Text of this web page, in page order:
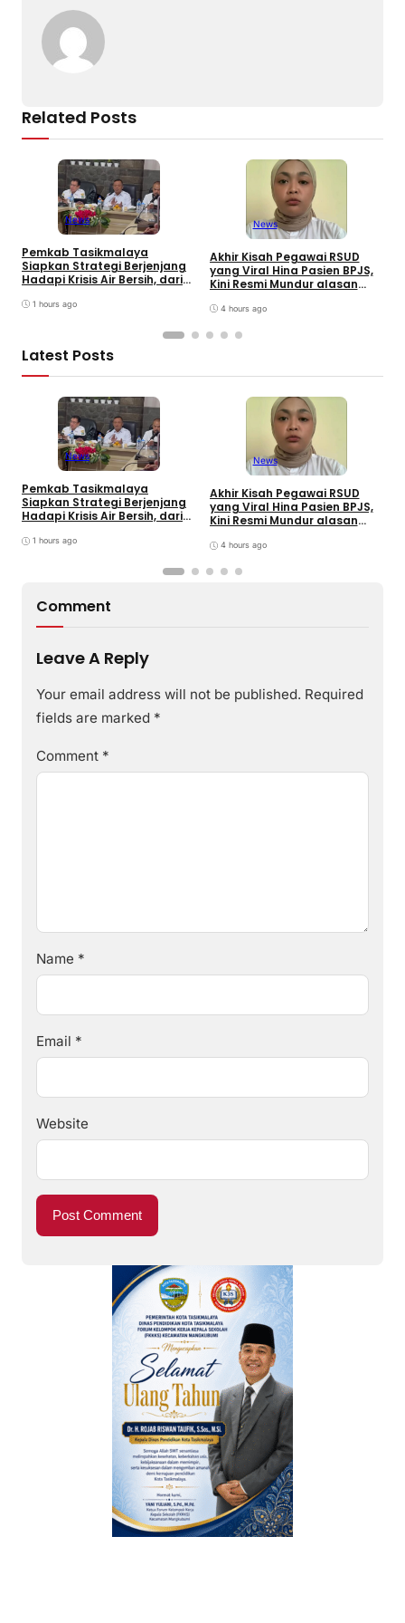
k
Related Posts
News
Pemkab Tasikmalaya
Siapkan Strategi Berjenjang
Hadapi Krisis Air Bersih, dari
Gerakan Reboisasi
1 hours ago
News
Akhir Kisah Pegawai RSUD
yang Viral Hina Pasien BPJS,
Kini Resmi Mundur alasan
4 hours ago
Latest Posts
News
Pemkab Tasikmalaya
Siapkan Strategi Berjenjang
Hadapi Krisis Air Bersih, dari
Gerakan Reboisasi
1 hours ago
News
Akhir Kisah Pegawai RSUD
yang Viral Hina Pasien BPJS,
Kini Resmi Mundur alasan
4 hours ago
Comment
Leave A Reply
Your email address will not be published. Required
fields are marked *
Comment *
Name *
Email *
Website